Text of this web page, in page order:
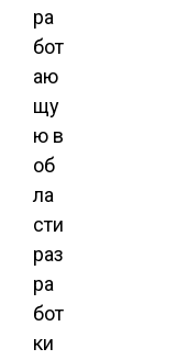
ра
бот
аю
щу
ю в
об
ла
сти
раз
ра
бот
ки